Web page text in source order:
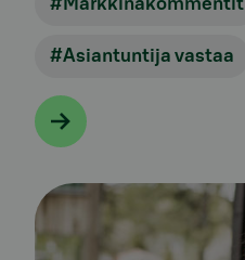
#Markkinakommentit
#Asiantuntija vastaa